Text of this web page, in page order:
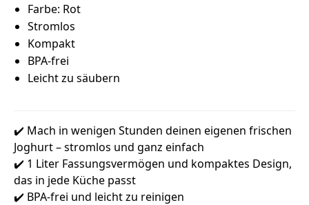
Farbe: Rot
Stromlos
Kompakt
BPA-frei
Leicht zu säubern
✔️ Mach in wenigen Stunden deinen eigenen frischen
Joghurt – stromlos und ganz einfach
✔️ 1 Liter Fassungsvermögen und kompaktes Design,
das in jede Küche passt
✔️ BPA-frei und leicht zu reinigen